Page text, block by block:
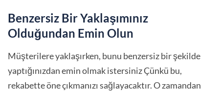
Benzersiz Bir Yaklaşımınız
Olduğundan Emin Olun
Müşterilere yaklaşırken, bunu benzersiz bir şekilde
yaptığınızdan emin olmak istersiniz Çünkü bu,
rekabette öne çıkmanızı sağlayacaktır. O zamandan